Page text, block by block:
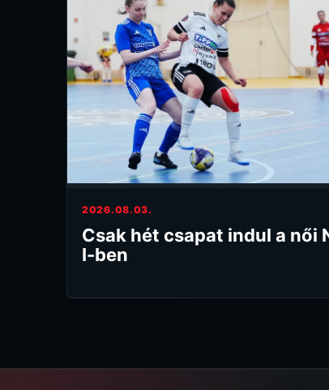
2026.08.03.
Csak hét csapat indul a női
I-ben